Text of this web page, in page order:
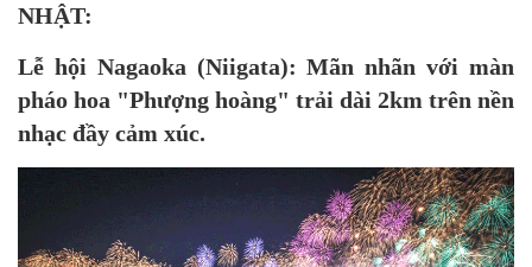
NHẬT:
Lễ hội Nagaoka (Niigata): Mãn nhãn với màn
pháo hoa "Phượng hoàng" trải dài 2km trên nền
nhạc đầy cảm xúc.